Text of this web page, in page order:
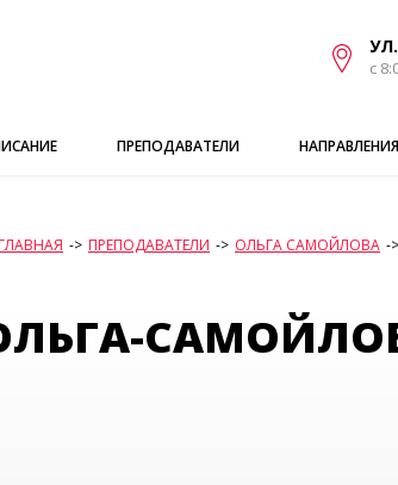
с
ПРЕПОДАВАТЕЛИ НАПРАВЛЕНИЯ
ГЛАВНАЯ -> ПРЕПОДАВАТЕЛИ -> ОЛЬГА САМОЙЛОВА ->